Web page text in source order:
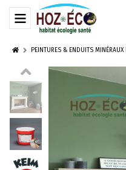
PEINTURES & ENDUITS